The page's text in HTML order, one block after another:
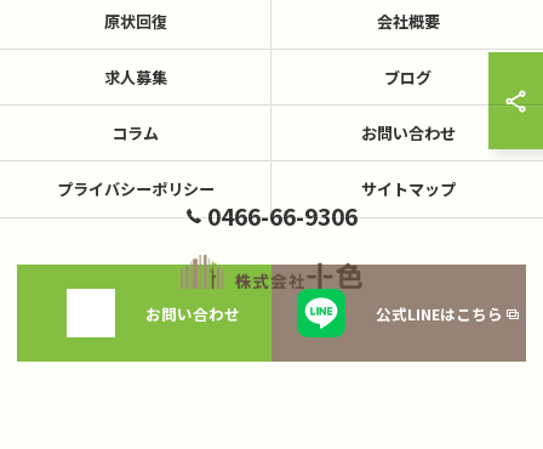
0466-66-9306
お問い合わせ 公式LINEはこちら
原状回復 会社概要
求人募集 ブログ
コラム お問い合わせ
プライバシーポリシー サイトマップ
© 2026 神奈川県藤沢の不用品回収なら株式会社十色 ALL RIGHTS RESERVED.